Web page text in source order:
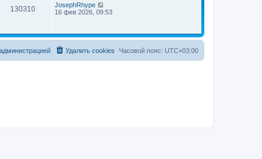
130310
JosephRhype
16 фев 2026, 09:53
Часовой пояс: UTC+03:00
Удалить cookies